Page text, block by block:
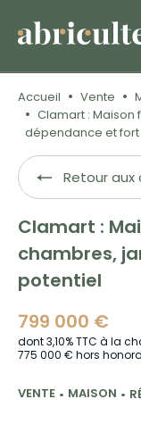
Accueil Vente
Clamart : Maison
dépendance et
Retour aux
Clamart :
chambres,
potentiel
799 000 €
dont 3,10% TTC à la
775 000 € hors
VENTE MAISON